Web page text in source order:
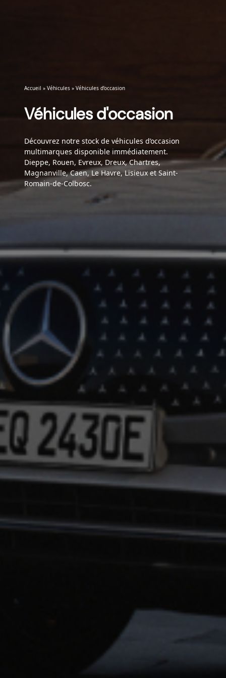
Accueil » Véhicules » Véhicules d’occasion
Véhicules d'occasion
Découvrez notre stock de véhicules d’occasion
multimarques disponible immédiatement.
Dieppe, Rouen, Evreux, Dreux, Chartres,
Magnanville, Caen, Le Havre, Lisieux et Saint-
Romain-de-Colbosc.